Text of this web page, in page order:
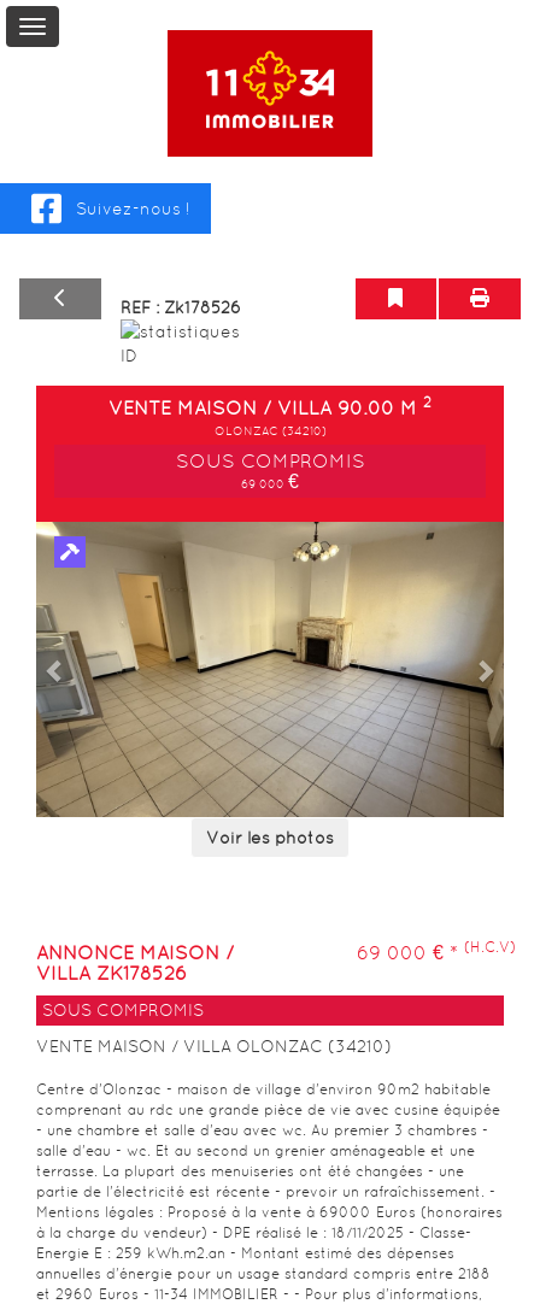
Suivez-nous !
Location
Viager
Contact
REF : Zk178526
VENTE MAISON / VILLA 90.00 M 2
OLONZAC (34210)
SOUS COMPROMIS
69 000 €
Previous
Voir les photos
ANNONCE MAISON /
VILLA ZK178526
69 000 € * (H.C.V)
SOUS COMPROMIS
VENTE MAISON / VILLA OLONZAC (34210)
Centre d'Olonzac - maison de village d'environ 90m2 habitable
comprenant au rdc une grande pièce de vie avec cusine équipée
- une chambre et salle d'eau avec wc. Au premier 3 chambres -
salle d'eau - wc. Et au second un grenier aménageable et une
terrasse. La plupart des menuiseries ont été changées - une
partie de l'électricité est récente - prevoir un rafraîchissement. -
Mentions légales : Proposé à la vente à 69000 Euros (honoraires
à la charge du vendeur) - DPE réalisé le : 18/11/2025 - Classe-
Energie E : 259 kWh.m2.an - Montant estimé des dépenses
annuelles d'énergie pour un usage standard compris entre 2188
et 2960 Euros - 11-34 IMMOBILIER - - Pour plus d'informations,